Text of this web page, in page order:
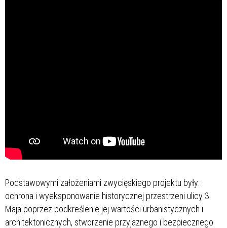
Podstawowymi założeniami zwycięskiego projektu były:
ochrona i wyeksponowanie historycznej przestrzeni ulicy 3
Maja poprzez podkreślenie jej wartości urbanistycznych i
architektonicznych, stworzenie przyjaznego i bezpiecznego